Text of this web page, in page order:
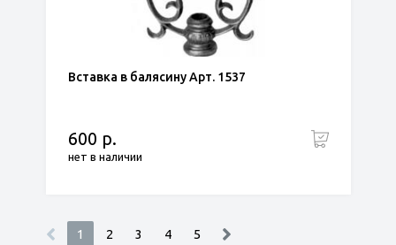
Вставка в балясину Арт. 1537
600 р.
нет в наличии
1 2 3 4 5